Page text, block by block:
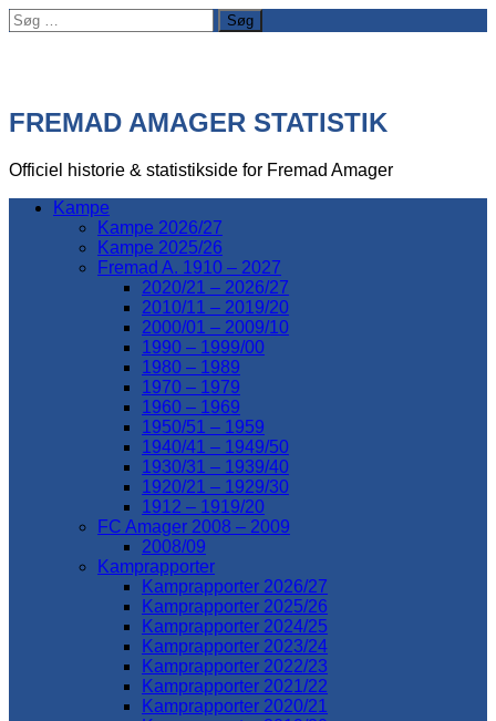
Søg
efter:
FREMAD AMAGER STATISTIK
Officiel historie & statistikside for Fremad Amager
Kampe
Kampe 2026/27
Kampe 2025/26
Fremad A. 1910 – 2027
2020/21 – 2026/27
2010/11 – 2019/20
2000/01 – 2009/10
1990 – 1999/00
1980 – 1989
1970 – 1979
1960 – 1969
1950/51 – 1959
1940/41 – 1949/50
1930/31 – 1939/40
1920/21 – 1929/30
1912 – 1919/20
FC Amager 2008 – 2009
2008/09
Kamprapporter
Kamprapporter 2026/27
Kamprapporter 2025/26
Kamprapporter 2024/25
Kamprapporter 2023/24
Kamprapporter 2022/23
Kamprapporter 2021/22
Kamprapporter 2020/21